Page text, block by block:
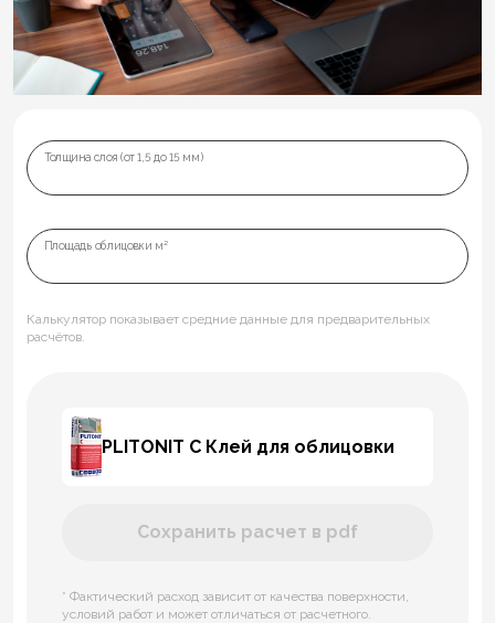
Толщина слоя (от 1,5 до 15 мм)
Площадь облицовки м²
Калькулятор показывает средние данные для предварительных
расчётов.
PLITONIT С Клей для облицовки
Сохранить расчет в pdf
* Фактический расход зависит от качества поверхности,
условий работ и может отличаться от расчетного.